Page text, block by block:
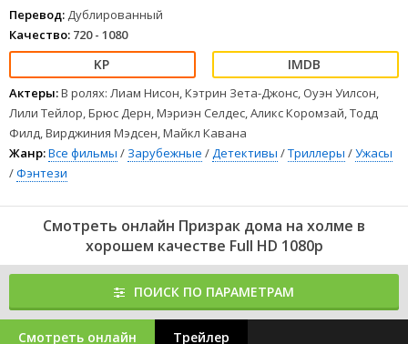
Перевод: Дублированный
Качество: 720 - 1080
Актеры:В ролях: Лиам Нисон, Кэтрин Зета-Джонс, Оуэн Уилсон,
Лили Тейлор, Брюс Дерн, Мэриэн Селдес, Аликс Коромзай, Тодд
Филд, Вирджиния Мэдсен, Майкл Кавана
Жанр:Все фильмы / Зарубежные /Детективы /Триллеры /Ужасы
/Фэнтези
Смотреть онлайн Призрак дома на холме в
хорошем качестве Full HD 1080p
ПОИСК ПО ПАРАМЕТРАМ
Смотреть онлайн Трейлер